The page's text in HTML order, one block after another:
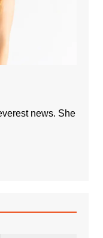
news. She